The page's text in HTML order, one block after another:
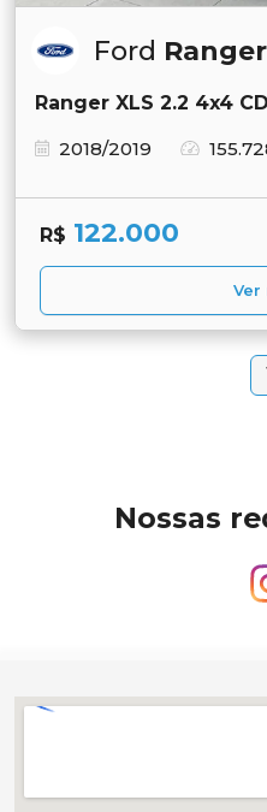
Ford Ranger
Ranger XLS 2.2 4x4
2018/2019
R$ 122.000
Ver
Nossas